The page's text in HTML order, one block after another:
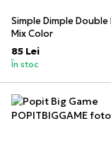
Simple Dimple Double
Mix Color
85 Lei
În stoc